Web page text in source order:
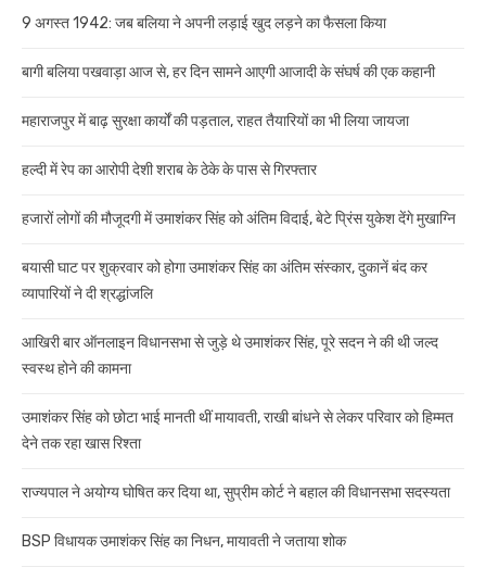
9 अगस्त 1942: जब बलिया ने अपनी लड़ाई खुद लड़ने का फैसला किया
बागी बलिया पखवाड़ा आज से, हर दिन सामने आएगी आजादी के संघर्ष की एक कहानी
महाराजपुर में बाढ़ सुरक्षा कार्यों की पड़ताल, राहत तैयारियों का भी लिया जायजा
हल्दी में रेप का आरोपी देशी शराब के ठेके के पास से गिरफ्तार
हजारों लोगों की मौजूदगी में उमाशंकर सिंह को अंतिम विदाई, बेटे प्रिंस युकेश देंगे मुखाग्नि
बयासी घाट पर शुक्रवार को होगा उमाशंकर सिंह का अंतिम संस्कार, दुकानें बंद कर
व्यापारियों ने दी श्रद्धांजलि
आखिरी बार ऑनलाइन विधानसभा से जुड़े थे उमाशंकर सिंह, पूरे सदन ने की थी जल्द
स्वस्थ होने की कामना
उमाशंकर सिंह को छोटा भाई मानती थीं मायावती, राखी बांधने से लेकर परिवार को हिम्मत
देने तक रहा खास रिश्ता
राज्यपाल ने अयोग्य घोषित कर दिया था, सुप्रीम कोर्ट ने बहाल की विधानसभा सदस्यता
BSP विधायक उमाशंकर सिंह का निधन, मायावती ने जताया शोक